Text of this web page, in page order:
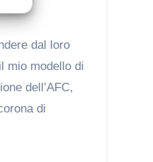
mio modello di
dell’AFC,
di